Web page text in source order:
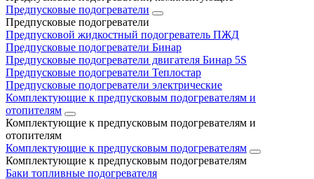
Предпусковые подогреватели
Предпусковые подогреватели
Предпусковой жидкостный подогреватель ПЖД
Предпусковые подогреватели Бинар
Предпусковые подогреватели двигателя Бинар 5S
Предпусковые подогреватели Теплостар
Предпусковые подогреватели электрические
Комплектующие к предпусковым подогревателям и
отопителям
Комплектующие к предпусковым подогревателям и
отопителям
Комплектующие к предпусковым подогревателям
Комплектующие к предпусковым подогревателям
Баки топливные подогревателя